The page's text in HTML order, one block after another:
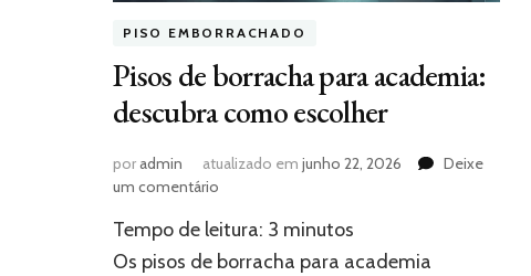
PISO EMBORRACHADO
Pisos de borracha para academia:
descubra como escolher
poradmin atualizado em junho 22, 2026
Deixe
um comentário
de
borracha
Tempo de leitura: 3 minutos
Os pisos de borracha para academia